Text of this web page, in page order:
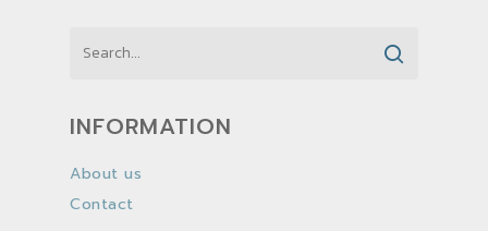
INFORMATION
About us
Contact